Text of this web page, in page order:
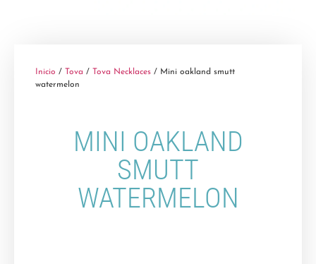
Inicio / Tova / Tova Necklaces / Mini oakland smutt
watermelon
MINI OAKLAND
SMUTT
WATERMELON